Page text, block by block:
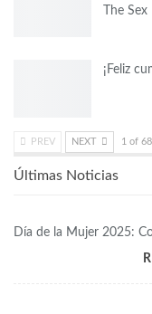
The
¡Feliz
PREV NEXT 1 of
Últimas Noticias
Día de la Mujer 2025: